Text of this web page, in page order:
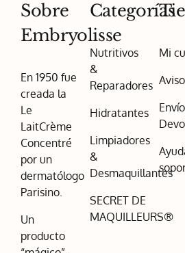
Sobre
Embryolisse
En 1950 fue
creada la
Le
LaitCrème
Concentré
por un
dermatólogo
Parisino.
Un
producto
Categorías
Nutritivos
&
Reparadores
Hidratantes
Limpiadores
&
Desmaquillantes
SECRET DE
MAQUILLEURS®
Mi